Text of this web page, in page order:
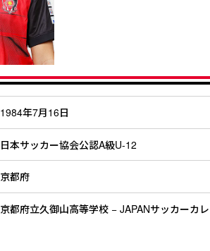
1984年7月16日
日本サッカー協会公認A級U-12
京都府
京都府立久御山高等学校 − JAPANサッカーカ